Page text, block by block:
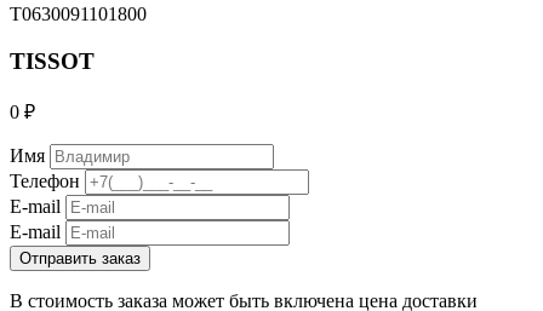
T0630091101800
TISSOT
0 ₽
Имя
Телефон
E-mail
E-mail
Отправить заказ
В стоимость заказа может быть включена цена доставки